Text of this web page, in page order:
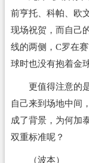
前亨托、科帕、欧
现场祝贺，而自己
线的两侧，C罗在
球时也没有抱着金
更值得注意的是
自己来到场地中间
成了背景，为何加
双重标准呢？
（波本）